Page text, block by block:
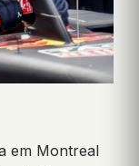
em Montreal